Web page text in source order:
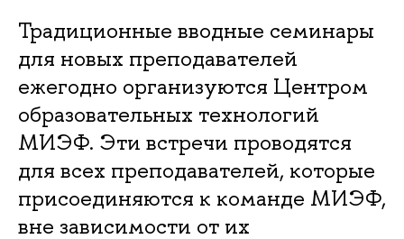
Традиционные вводные семинары
для новых преподавателей
ежегодно организуются Центром
образовательных технологий
МИЭФ. Эти встречи проводятся
для всех преподавателей, которые
присоединяются к команде МИЭФ,
вне зависимости от их